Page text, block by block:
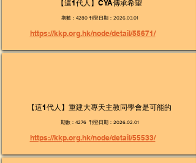
【這1代人】CYA傳承希望
期數：4280 刊登日期：2026.03.01
https://kkp.org.hk/node/detail/55671/
【這1代人】重建大專天主教同學會是可能的
期數：4276 刊登日期：2026.02.01
https://kkp.org.hk/node/detail/55533/